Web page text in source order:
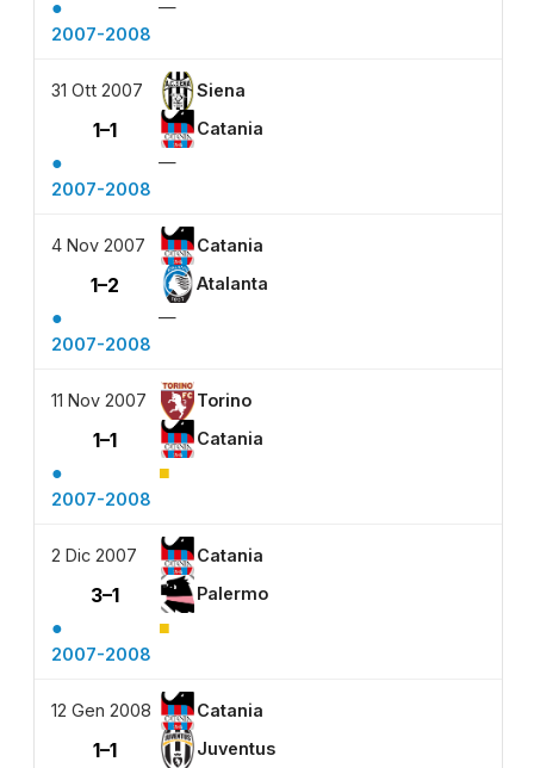
●
—
2007-2008
31 Ott 2007 Siena
1–1 Catania
●
—
2007-2008
4 Nov 2007 Catania
1–2 Atalanta
●
—
2007-2008
11 Nov 2007 Torino
1–1 Catania
● ■
2007-2008
2 Dic 2007 Catania
3–1 Palermo
● ■
2007-2008
12 Gen 2008 Catania
1–1 Juventus